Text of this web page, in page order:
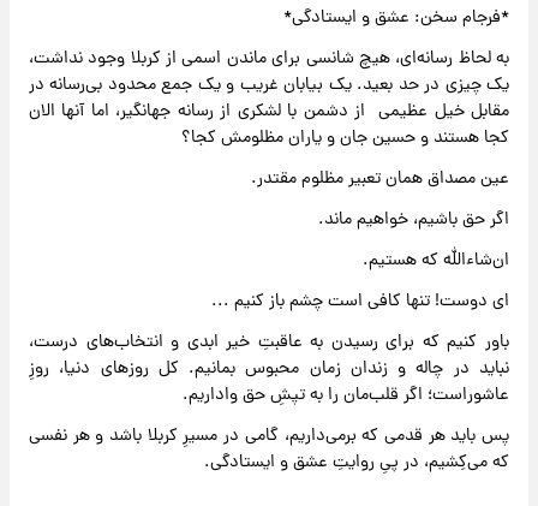
*فرجام سخن: عشق و ایستادگی*
به لحاظ رسانه‌ای، هیچ شانسی برای ماندن اسمی از کربلا وجود نداشت،
یک چیزی در حد بعید. یک بیابان غریب و یک جمع محدود بی‌رسانه در
مقابل خیل عظیمی از دشمن با لشکری از رسانه جهانگیر، اما آنها الان
کجا هستند و حسین جان و یاران مظلومش کجا؟
عین مصداق همان تعبیر مظلوم مقتدر.
اگر حق باشیم، خواهیم ماند.
ان‌شاءالله که هستیم.
ای دوست! تنها کافی است چشم باز کنیم ...
باور کنیم که برای رسیدن به عاقبتِ خیر ابدی و انتخاب‌های درست،
نباید در چاله و زندان زمان محبوس بمانیم. کل روزهای دنیا، روزِ
عاشوراست؛ اگر قلب‌مان را به تپشِ حق واداریم.
پس باید هر قدمی که برمی‌داریم، گامی در مسیرِ کربلا باشد و هر نفسی
که می‌کِشیم، در پیِ روایتِ عشق و ایستادگی.